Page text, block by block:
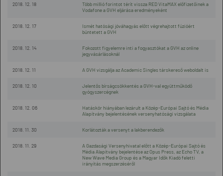
2018. 12. 18
Több millió forintot térít vissza RED VitaMAX előfizetőinek a
Vodafone a GVH eljárása eredményeként
2018. 12. 17
Ismét hatósági jóváhagyás előtt végrehajtott fúzióért
büntetett a GVH
2018. 12. 14
Fokozott figyelemre inti a fogyasztókat a GVH az online
jegyvásárlásoknál
2018. 12. 11 A GVH vizsgálja az Academic Singles társkereső weboldalt is
2018. 12. 10
Jelentős bírságcsökkentés a GVH-val együttműködő
gyógyszercégnek
2018. 12. 06
Hatáskör hiányában lezárult a Közép-Európai Sajtó és Média
Alapítvány bejelentésének versenyhatósági vizsgálata
2018. 11. 30 Korlátozták a versenyt a lakberendezők
2018. 11. 29
A Gazdasági Versenyhivatal előtt a Közép-Európai Sajtó és
Média Alapítvány bejelentése az Opus Press, az Echo TV, a
New Wave Media Group és a Magyar Idők Kiadó feletti
irányítás megszerzéséről